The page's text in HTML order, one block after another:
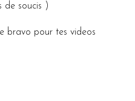
de soucis )
bravo pour tes videos